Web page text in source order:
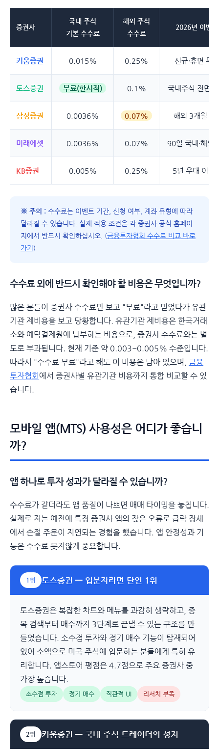
증권사
국내 주식
기본 수수료
해외 주식
수수료
2026년 이벤트
키움증권 0.015% 0.25% 신규·휴면 무료
토스증권 무료(한시적) 0.1% 국내주식 전면
삼성증권 0.0036% 0.07% 해외 3개월 0
미래에셋 0.0036% 0.07% 90일 국내·해외
KB증권 0.005% 0.25% 5년 우대 이벤
※ 주의 : 수수료는 이벤트 기간, 신청 여부, 계좌 유형에 따라
달라질 수 있습니다. 실제 적용 조건은 각 증권사 공식 홈페이
지에서 반드시 확인하십시오. (금융투자협회 수수료 비교 바로
가기 )
수수료 외에 반드시 확인해야 할 비용은 무엇입니까?
많은 분들이 증권사 수수료만 보고 "무료"라고 믿었다가 유관
기관 제비용을 보고 당황합니다. 유관기관 제비용은 한국거래
소와 예탁결제원에 납부하는 비용으로, 증권사 수수료와는 별
도로 부과됩니다. 현재 기준 약 0.003~0.005% 수준입니다.
따라서 "수수료 무료"라고 해도 이 비용은 남아 있으며, 금융
투자협회 에서 증권사별 유관기관 비용까지 통합 비교할 수 있
습니다.
모바일 앱(MTS) 사용성은 어디가 좋습니
까?
앱 하나로 투자 성과가 달라질 수 있습니까?
수수료가 같더라도 앱 품질이 나쁘면 매매 타이밍을 놓칩니다.
실제로 저는 예전에 특정 증권사 앱의 잦은 오류로 급락 장세
에서 손절 주문이 지연되는 경험을 했습니다. 앱 안정성과 기
능은 수수료 못지않게 중요합니다.
1위 토스증권 — 입문자라면 단연 1위
토스증권은 복잡한 차트와 메뉴를 과감히 생략하고, 종
목 검색부터 매수까지 3단계로 끝낼 수 있는 구조를 만
들었습니다. 소수점 투자와 정기 매수 기능이 탑재되어
있어 소액으로 미국 주식에 입문하는 분들에게 특히 유
리합니다. 앱스토어 평점은 4.7점으로 주요 증권사 중
가장 높습니다.
소수점 투자 정기 매수 직관적 UI 리서치 부족
2위 키움증권 — 국내 주식 트레이더의 성지